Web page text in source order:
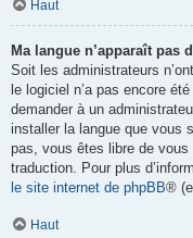
Haut
Ma langue n’apparaît pas
Soit les administrateurs
le logiciel n’a pas encore
demander à un
installer la langue que vous
pas, vous êtes libre de
traduction. Pour plus
le site internet de phpBB®
Haut